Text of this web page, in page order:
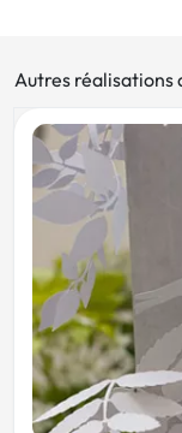
Autres réalisations